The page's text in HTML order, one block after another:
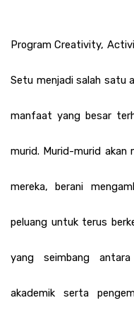
Program Creativity,
Setu menjadi salah satu
manfaat yang besar
murid. Murid-murid akan
mereka, berani
peluang untuk terus
yang seimbang
akademik serta